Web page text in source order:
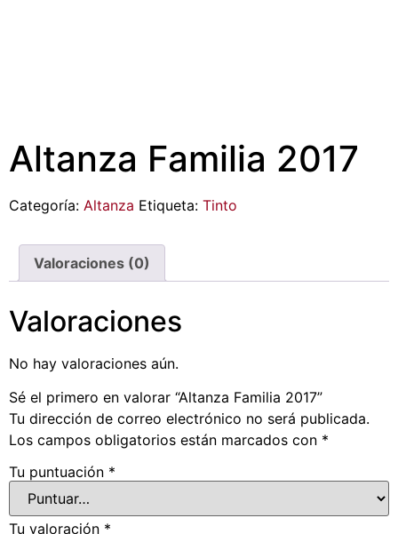
Altanza Familia 2017
Categoría: Altanza Etiqueta: Tinto
Valoraciones (0)
Valoraciones
No hay valoraciones aún.
Sé el primero en valorar “Altanza Familia 2017”
Tu dirección de correo electrónico no será publicada.
Los campos obligatorios están marcados con *
Tu puntuación *
Tu valoración *